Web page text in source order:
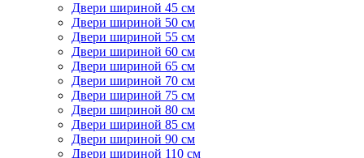
Двери шириной 45 см
Двери шириной 50 см
Двери шириной 55 см
Двери шириной 60 см
Двери шириной 65 см
Двери шириной 70 см
Двери шириной 75 см
Двери шириной 80 см
Двери шириной 85 см
Двери шириной 90 см
Двери шириной 110 см